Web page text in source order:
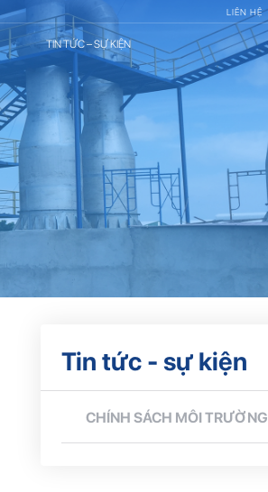
LIÊN HỆ
TIN TỨC – SỰ KIỆN
Tin tức - sự kiện
CHÍNH SÁCH MÔI TRƯỜNG